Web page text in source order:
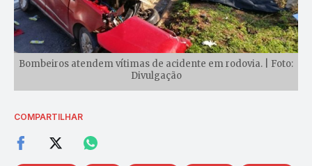
Bombeiros atendem vítimas de acidente em rodovia. | Foto:
Divulgação
COMPARTILHAR